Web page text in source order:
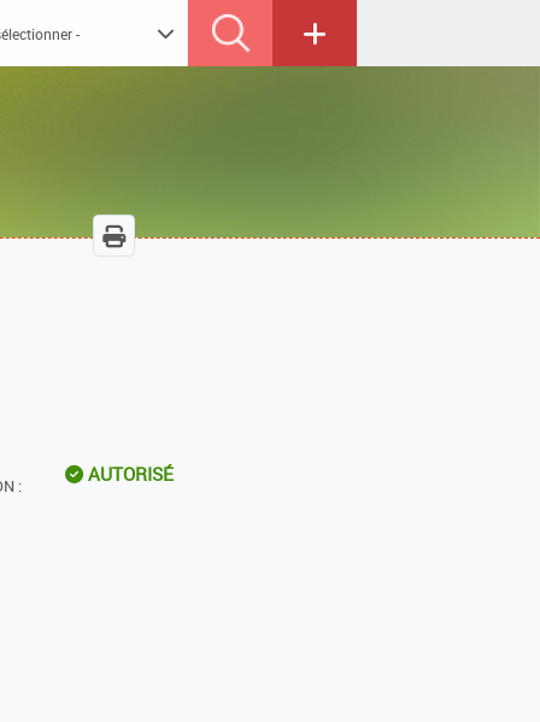
:
AUTORISÉ